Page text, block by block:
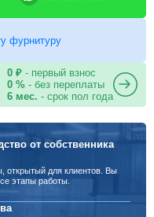
фурнитуру
0 ₽- первый взнос
0 %- без переплаты
6 мес. - срок пол года
от собственника
открытый для клиентов. Вы
этапы работы.